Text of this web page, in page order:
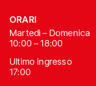
ORARI
Martedì – Domenica
10:00 – 18:00
Ultimo ingresso
17:00